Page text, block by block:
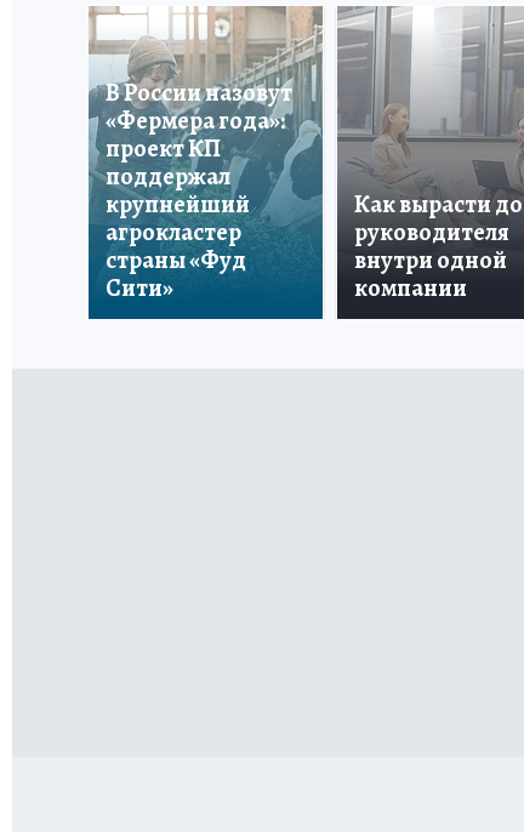
В России назовут
«Фермера года»:
проект КП
поддержал
крупнейший
агрокластер
страны «Фуд
Сити»
Как вырасти до
руководителя
внутри одной
компании